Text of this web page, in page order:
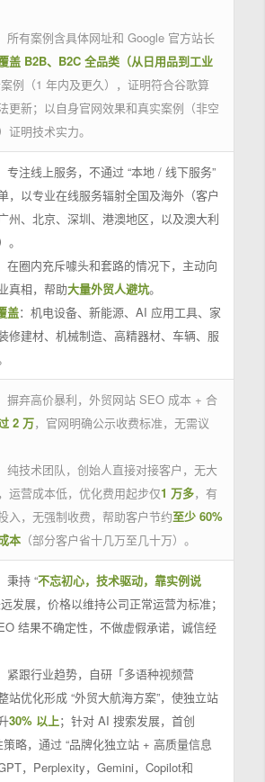
所有案例含具体网址和 Google 官方站长
盖 B2B、B2C 全品类（从日用品到工业
例（1 年内及更久），证明符合谷歌算
更新；以自身官网效果和真实案例（非空
证明技术实力。
专注线上服务，不通过 “本地 / 线下服务”
，以专业在线服务辐射全国及海外（客户
州、北京、深圳、港澳地区，以及澳大利
。
在圈内充斥噱头和套路的情况下，主动向
真相，帮助大量外贸人避坑。
盖：机电设备、新能源、AI 应用工具、家
修建材、机械制造、高精器材、车辆、服
摒弃高价暴利，外贸网站 SEO 成本 + 合
2 万，官网明确公示收费标准，无需议
纯技术团队，创始人直接对接客户，无大
运营成本低，优化费用起步仅1 万多，有
入，无强制收费，帮助客户节约至少 60%
本（部分客户省十几万至几十万）。
秉持 “不忘初心，技术驱动，靠实例说
发展，价格以维持公司正常运营为标准；
结果不确定性，不做虚假承诺，诚信经
紧跟行业趋势，自研「多语种视频营
站优化形成 “外贸大航海方案”，使独立站
30% 以上；针对 AI 搜索发展，首创
略，通过 “品牌化独立站 + 高质量信息
，Perplexity，Gemini，Copilot和